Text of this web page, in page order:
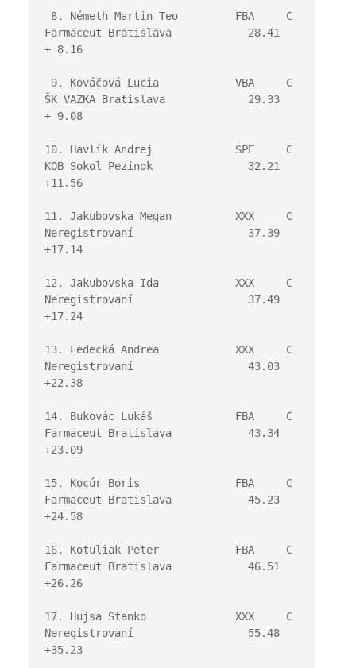
Farmaceut Bratislava            28.41
+ 8.16
ŠK VAZKA Bratislava             29.33
+ 9.08
10. Havlík Andrej             SPE     C
KOB Sokol Pezinok               32.21
+11.56
11. Jakubovska Megan          XXX     C
Neregistrovaní                  37.39
+17.14
12. Jakubovska Ida            XXX     C
Neregistrovaní                  37.49
+17.24
13. Ledecká Andrea            XXX     C
Neregistrovaní                  43.03
+22.38
14. Bukovác Lukáš             FBA     C
Farmaceut Bratislava            43.34
+23.09
15. Kocúr Boris               FBA     C
Farmaceut Bratislava            45.23
+24.58
16. Kotuliak Peter            FBA     C
Farmaceut Bratislava            46.51
+26.26
17. Hujsa Stanko              XXX     C
Neregistrovaní                  55.48
+35.23